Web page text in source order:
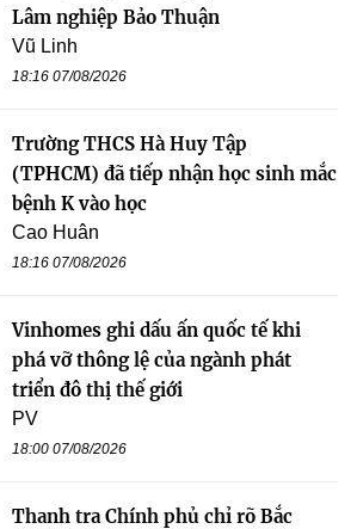
Lâm nghiệp Bảo Thuận
Vũ Linh
18:16 07/08/2026
Trường THCS Hà Huy Tập
(TPHCM) đã tiếp nhận học sinh mắc
bệnh K vào học
Cao Huân
18:16 07/08/2026
Vinhomes ghi dấu ấn quốc tế khi
phá vỡ thông lệ của ngành phát
triển đô thị thế giới
PV
18:00 07/08/2026
Thanh tra Chính phủ chỉ rõ Bắc